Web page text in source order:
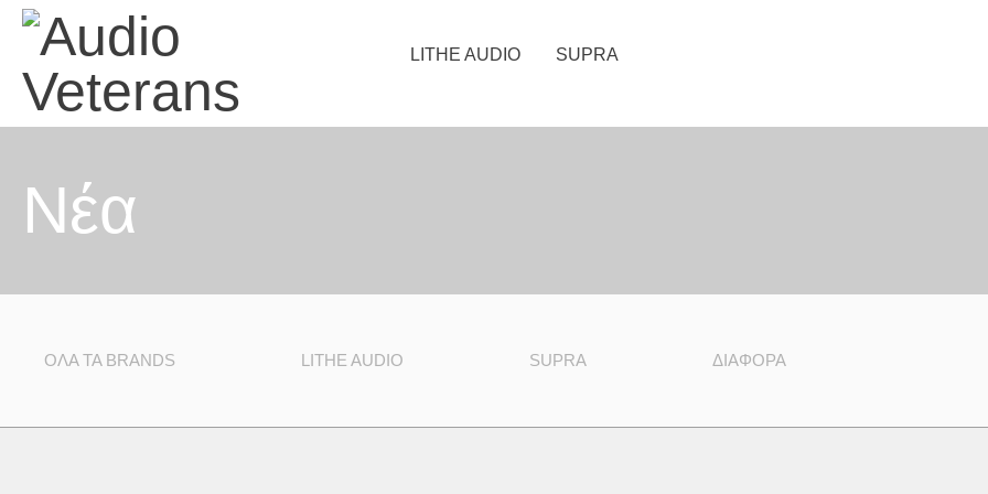
LITHE AUDIO SUPRA
Nέα
ΌΛΑ ΤΑ BRANDS LITHE AUDIO SUPRA ΔΙΆΦΟΡΑ